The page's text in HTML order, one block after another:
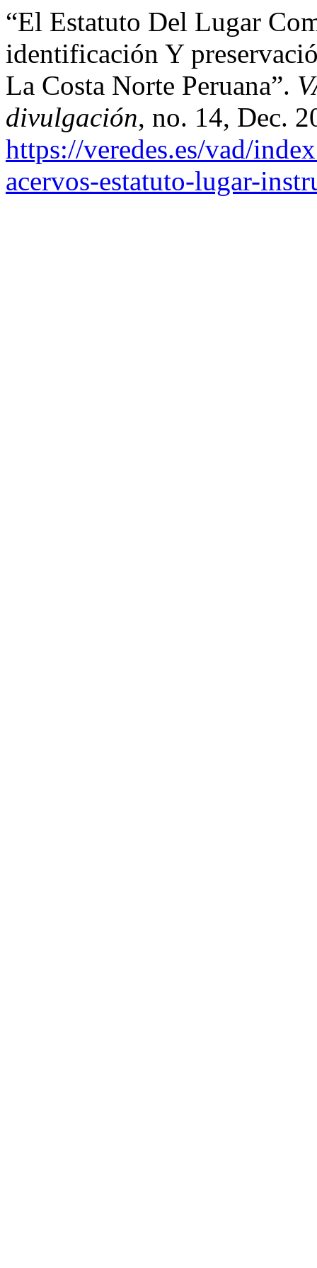
“El Estatuto Del Lugar
identificación Y
La Costa Norte Peruana”.
divulgación, no. 14, Dec.
https://veredes.es/vad/
acervos-estatuto-lugar-